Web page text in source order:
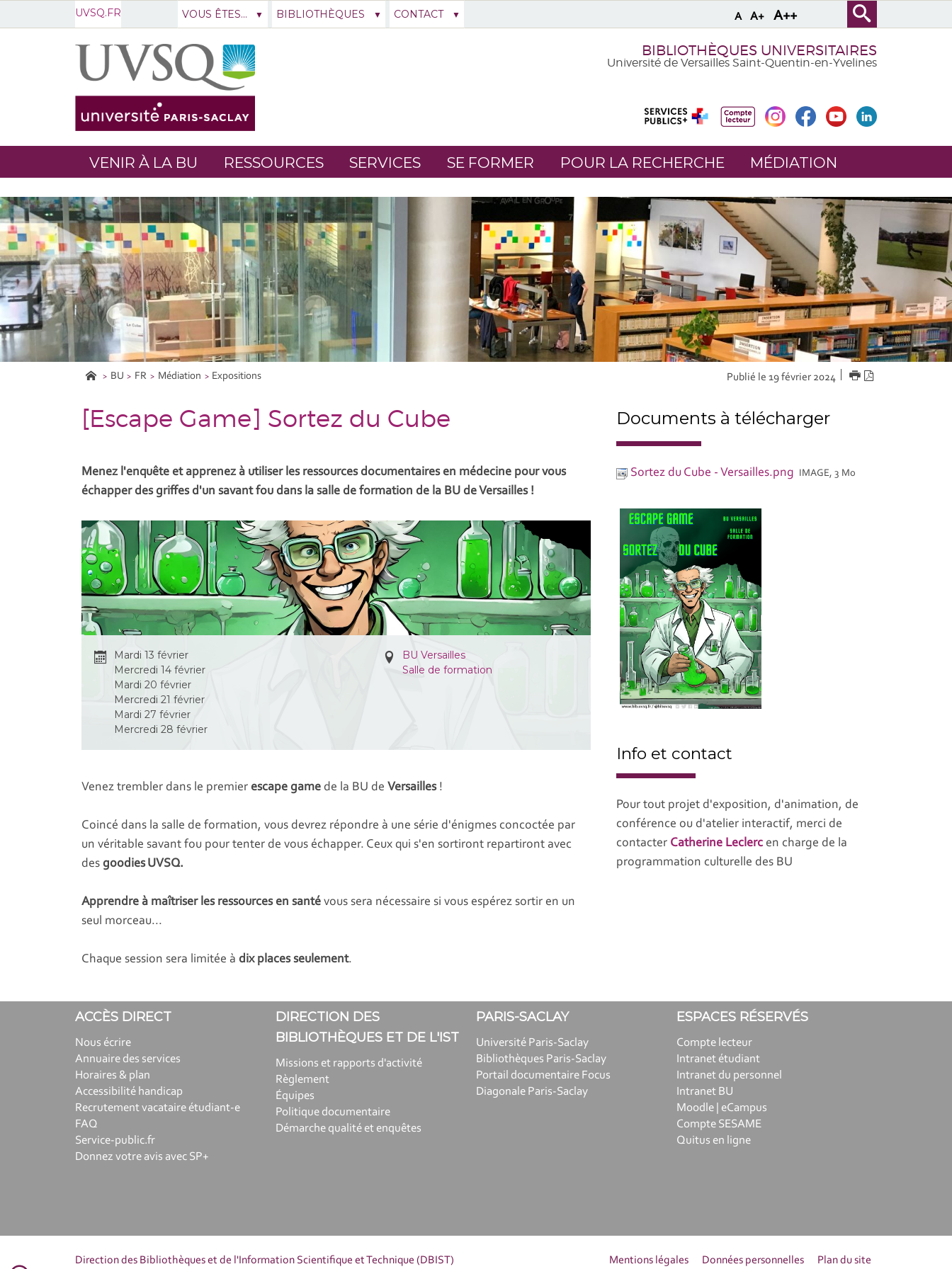
A A+ A++
UVSQ.FR
BIBLIOTHÈQUES UNIVERSITAIRES
Université de Versailles Saint-Quentin-en-Yvelines
VENIR À LA BU RESSOURCES SERVICES SE FORMER POUR LA RECHERCHE MÉDIATION
BU FR Médiation Expositions Publié le 19 février 2024 IMPRIMER
[Escape Game] Sortez du Cube
Menez l'enquête et apprenez à utiliser les ressources documentaires en médecine pour vous
échapper des griffes d'un savant fou dans la salle de formation de la BU de Versailles !
Mardi 13 février
Mercredi 14 février
Mardi 20 février
Mercredi 21 février
Mardi 27 février
Mercredi 28 février
BU Versailles
Salle de formation
Venez trembler dans le premier escape game de la BU de Versailles!
Coincé dans la salle de formation, vous devrez répondre à une série d'énigmes concoctée par
un véritable savant fou pour tenter de vous échapper. Ceux qui s'en sortiront repartiront avec
des goodies UVSQ.
Apprendre à maîtriser les ressources en santé vous sera nécessaire si vous espérez sortir en un
seul morceau...
Chaque session sera limitée à dix places seulement.
Documents à télécharger
Sortez du Cube - Versailles.png IMAGE, 3 Mo
Info et contact
Pour tout projet d'exposition, d'animation, de
conférence ou d'atelier interactif, merci de
contacter Catherine Leclerc en charge de la
programmation culturelle des BU
VOUS ÊTES... BIBLIOTHÈQUES CONTACT
ACCÈS DIRECT
Nous écrire
Annuaire des services
Horaires & plan
Accessibilité handicap
Recrutement vacataire étudiant-e
FAQ
Service-public.fr
Donnez votre avis avec SP+
DIRECTION DES
BIBLIOTHÈQUES ET DE L'IST
Missions et rapports d'activité
Règlement
Équipes
Politique documentaire
Démarche qualité et enquêtes
PARIS-SACLAY
Université Paris-Saclay
Bibliothèques Paris-Saclay
Portail documentaire Focus
Diagonale Paris-Saclay
ESPACES RÉSERVÉS
Compte lecteur
Intranet étudiant
Intranet du personnel
Intranet BU
Moodle | eCampus
Compte SESAME
Quitus en ligne
Mentions légales Données personnelles Plan du site
Direction des Bibliothèques et de l'Information Scientifique et Technique (DBIST)